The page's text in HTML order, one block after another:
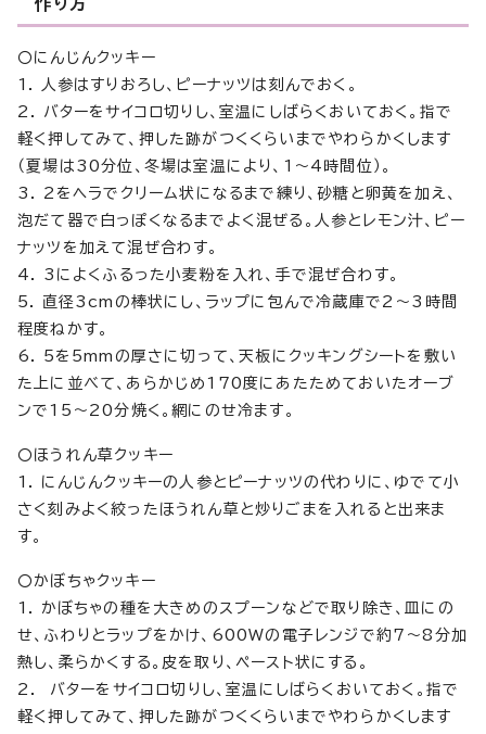
〇にんじんクッキー
1. 人参はすりおろし、ピーナッツは刻んでおく。
2. バターをサイコロ切りし、室温にしばらくおいておく。指で
軽く押してみて、押した跡がつくくらいまでやわらかくします
（夏場は30分位、冬場は室温により、1～4時間位）。
3. 2をヘラでクリーム状になるまで練り、砂糖と卵黄を加え、
泡だて器で白っぽくなるまでよく混ぜる。人参とレモン汁、ピー
ナッツを加えて混ぜ合わす。
4. 3によくふるった小麦粉を入れ、手で混ぜ合わす。
5. 直径3cmの棒状にし、ラップに包んで冷蔵庫で2～3時間
程度ねかす。
6. 5を5mmの厚さに切って、天板にクッキングシートを敷い
た上に並べて、あらかじめ170度にあたためておいたオーブ
ンで15～20分焼く。網にのせ冷ます。
〇ほうれん草クッキー
1. にんじんクッキーの人参とピーナッツの代わりに、ゆでて小
さく刻みよく絞ったほうれん草と炒りごまを入れると出来ま
す。
〇かぼちゃクッキー
1. かぼちゃの種を大きめのスプーンなどで取り除き、皿にの
せ、ふわりとラップをかけ、600Wの電子レンジで約7～8分加
熱し、柔らかくする。皮を取り、ペースト状にする。
2. バターをサイコロ切りし、室温にしばらくおいておく。指で
軽く押してみて、押した跡がつくくらいまでやわらかくします